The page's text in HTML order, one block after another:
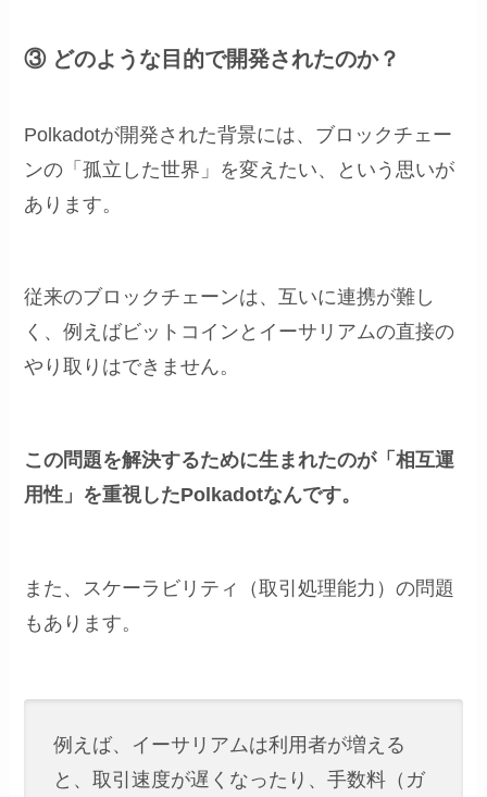
③ どのような目的で開発されたのか？
Polkadotが開発された背景には、ブロックチェー
ンの「孤立した世界」を変えたい、という思いが
あります。
従来のブロックチェーンは、互いに連携が難し
く、例えばビットコインとイーサリアムの直接の
やり取りはできません。
この問題を解決するために生まれたのが「相互運
用性」を重視したPolkadotなんです。
また、スケーラビリティ（取引処理能力）の問題
もあります。
例えば、イーサリアムは利用者が増える
と、取引速度が遅くなったり、手数料（ガ